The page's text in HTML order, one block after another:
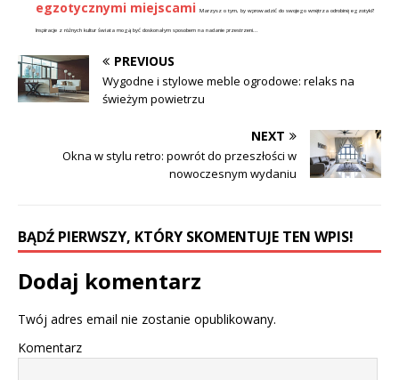
egzotycznymi miejscami Marzysz o tym, by wprowadzić do swojego wnętrza odrobinę egzotyki?
Inspiracje z różnych kultur świata mogą być doskonałym sposobem na nadanie przestrzeni...
PREVIOUS
Wygodne i stylowe meble ogrodowe: relaks na
świeżym powietrzu
NEXT
Okna w stylu retro: powrót do przeszłości w
nowoczesnym wydaniu
BĄDŹ PIERWSZY, KTÓRY SKOMENTUJE TEN WPIS!
Dodaj komentarz
Twój adres email nie zostanie opublikowany.
Komentarz